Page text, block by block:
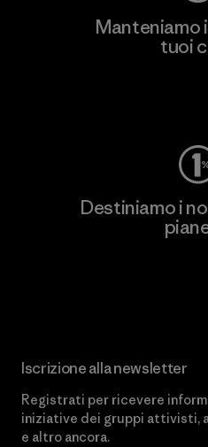
Manteniamo
tuoi
Destiniamo i
Iscrizione alla newsletter
Registrati per ricevere
iniziative dei gruppi attivisti,
e altro ancora.